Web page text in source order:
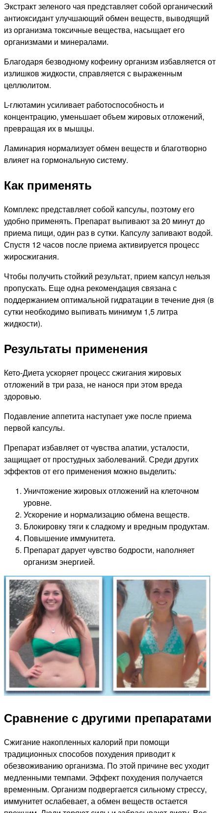
Экстракт зеленого чая представляет собой органический
антиоксидант улучшающий обмен веществ, выводящий
из организма токсичные вещества, насыщает его
организмами и минералами.
Благодаря безводному кофеину организм избавляется от
излишков жидкости, справляется с выраженным
целлюлитом.
L-глютамин усиливает работоспособность и
концентрацию, уменьшает объем жировых отложений,
превращая их в мышцы.
Ламинария нормализует обмен веществ и благотворно
влияет на гормональную систему.
Как применять
Комплекс представляет собой капсулы, поэтому его
удобно применять. Препарат выпивают за 20 минут до
приема пищи, один раз в сутки. Капсулу запивают водой.
Спустя 12 часов после приема активируется процесс
жиросжигания.
Чтобы получить стойкий результат, прием капсул нельзя
пропускать. Еще одна рекомендация связана с
поддержанием оптимальной гидратации в течение дня (в
сутки необходимо выпивать минимум 1,5 литра
жидкости).
Результаты применения
Кето-Диета ускоряет процесс сжигания жировых
отложений в три раза, не нанося при этом вреда
здоровью.
Подавление аппетита наступает уже после приема
первой капсулы.
Препарат избавляет от чувства апатии, усталости,
защищает от простудных заболеваний. Среди других
эффектов от его применения можно выделить:
Уничтожение жировых отложений на клеточном
уровне.
Ускорение и нормализацию обмена веществ.
Блокировку тяги к сладкому и вредным продуктам.
Повышение иммунитета.
Препарат дарует чувство бодрости, наполняет
организм энергией.
Сравнение с другими препаратами
Сжигание накопленных калорий при помощи
традиционных способов похудения приводит к
обезвоживанию организма. По этой причине вес уходит
медленными темпами. Эффект похудения получается
временным. Организм подвергается сильному стрессу,
иммунитет ослабевает, а обмен веществ остается